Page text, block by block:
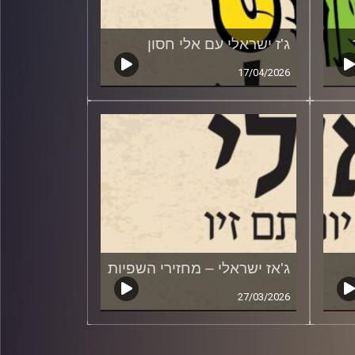
ג'ז ישראלי עם אלי חסון
17/04/2026
ג'אז ישראלי – מחזירי השפיות
27/03/2026